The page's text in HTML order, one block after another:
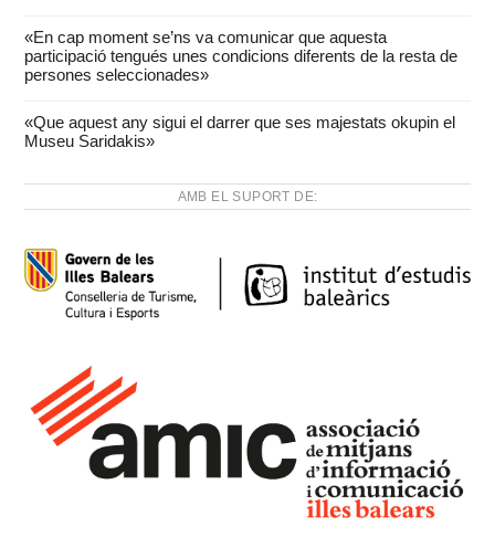
«En cap moment se’ns va comunicar que aquesta
participació tengués unes condicions diferents de la resta de
persones seleccionades»
«Que aquest any sigui el darrer que ses majestats okupin el
Museu Saridakis»
AMB EL SUPORT DE: